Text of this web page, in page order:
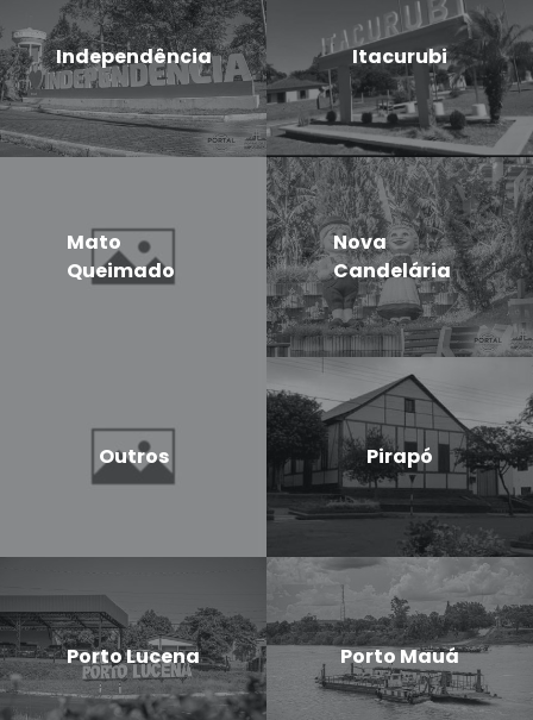
Independência Itacurubi
Mato
Queimado
Nova
Candelária
Outros Pirapó
Porto Lucena Porto Mauá